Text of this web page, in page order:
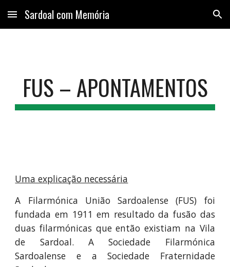
Skip to main content Skip to navigation
Sardoal com Memória
FUS – APONTAMENTOS
Uma explicação necessária
A Filarmónica União Sardoalense (FUS) foi
fundada em 1911 em resultado da fusão das
duas filarmónicas que então existiam na Vila
de Sardoal. A Sociedade Filarmónica
Sardoalense e a Sociedade Fraternidade